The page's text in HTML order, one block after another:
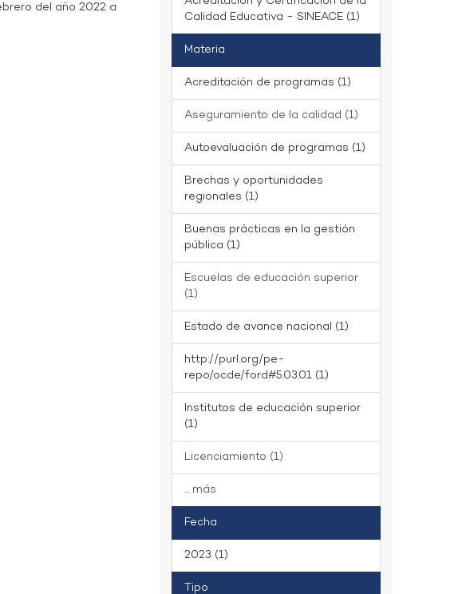
del año 2022 a
Calidad Educativa - SINEACE (1)
Materia
Acreditación de programas (1)
Aseguramiento de la calidad (1)
Autoevaluación de programas (1)
Brechas y oportunidades
regionales (1)
Buenas prácticas en la gestión
pública (1)
Escuelas de educación superior
(1)
Estado de avance nacional (1)
http://purl.org/pe-
repo/ocde/ford#5.03.01 (1)
Institutos de educación superior
(1)
Licenciamiento (1)
... más
Fecha
2023 (1)
Tipo